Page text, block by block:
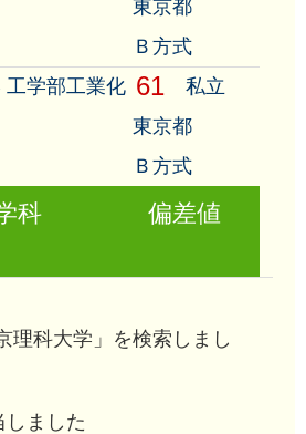
東京都
Ｂ方式
工学部工業化 61
私立
東京都
Ｂ方式
科
偏差値
理科大学」を検索しまし
しました